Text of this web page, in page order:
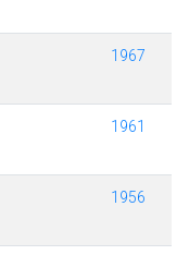
1967
1961
1956